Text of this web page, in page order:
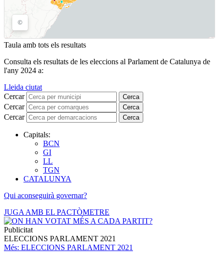
Taula amb tots els resultats
Consulta els resultats de les eleccions al Parlament de Catalunya de
l'any 2024 a:
Lleida ciutat
Cercar
Cerca
Cercar Cerca
Cercar Cerca
Capitals:
BCN
GI
LL
TGN
CATALUNYA
Qui aconseguirà governar?
JUGA AMB EL PACTÒMETRE
Publicitat
ELECCIONS PARLAMENT 2021
Més: ELECCIONS PARLAMENT 2021